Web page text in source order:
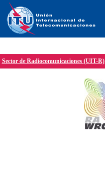
Sector de Radiocomunicaciones (UIT-R)